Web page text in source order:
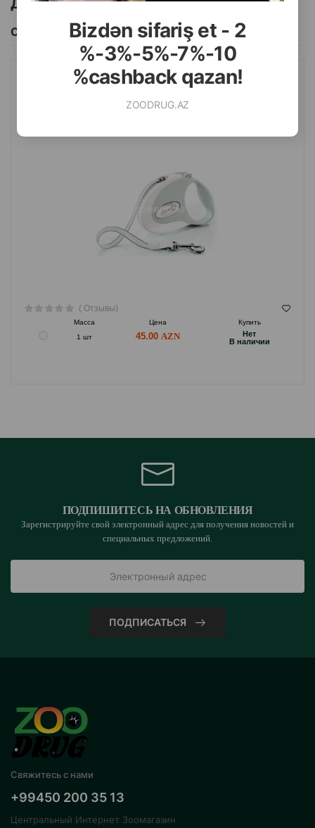
Bizdən sifariş et - 2
%-3%-5%-7%-10
%cashback qazan!
ZOODRUG.AZ
Другие товоры бренда
Смотреть Все
ПОВОДОК-РУЛЕТКА FLEXI KHAKI WHITE STYLE TAPE. РАЗМЕР
M. ЦВЕТ: БЕЛЫЙ ХАКИ. ДЛИННА: 5 МЕТРА. ДО 12 КГ.
( Отзывы)
Масса Цена
Купить
1 шт
45.00
Hет
B наличии
ПОДПИШИТЕСЬ НА ОБНОВЛЕНИЯ
Зарегистрируйте свой электронный адрес для получения новостей и
специальных предложений.
ПОДПИСАТЬСЯ
Свяжитесь с нами
+99450 200 35 13
Центральный Интернет Зоомагазин